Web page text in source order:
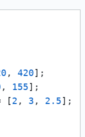
, 420
, 155
[2 , 3 , 2.5];